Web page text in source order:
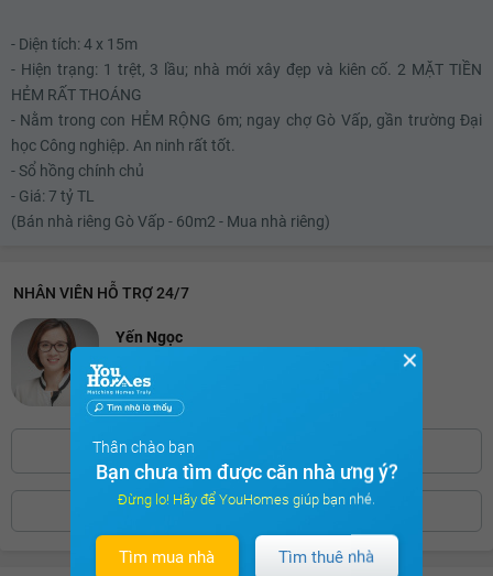
6.6 tỷ
6.62 tỷ
6.8 tỷ
6.82 tỷ
6.84 tỷ
- Diện tích: 4 x 15m
- Hiện trạng: 1 trệt, 3 lầu; nhà mới xây đẹp và kiên cố. 2 MẶT TIỀN
HẺM RẤT THOÁNG
- Nằm trong con HẺM RỘNG 6m; ngay chợ Gò Vấp, gần trường Đại
học Công nghiệp. An ninh rất tốt.
- Sổ hồng chính chủ
- Giá: 7 tỷ TL
(Bán nhà riêng Gò Vấp - 60m2 - Mua nhà riêng)
NHÂN VIÊN HỖ TRỢ 24/7
Yến Ngọc
3051 khách hàng cảm thấy hài lòng
0886.39***
ĐẶT LỊCH XEM NHÀ
✕
Thân chào bạn
Bạn chưa tìm được căn nhà ưng ý?
Đừng lo! Hãy để YouHomes giúp bạn nhé.
Tìm mua nhà Tìm thuê nhà